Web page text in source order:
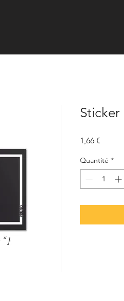
Sticker
1,66 €
Quantité *